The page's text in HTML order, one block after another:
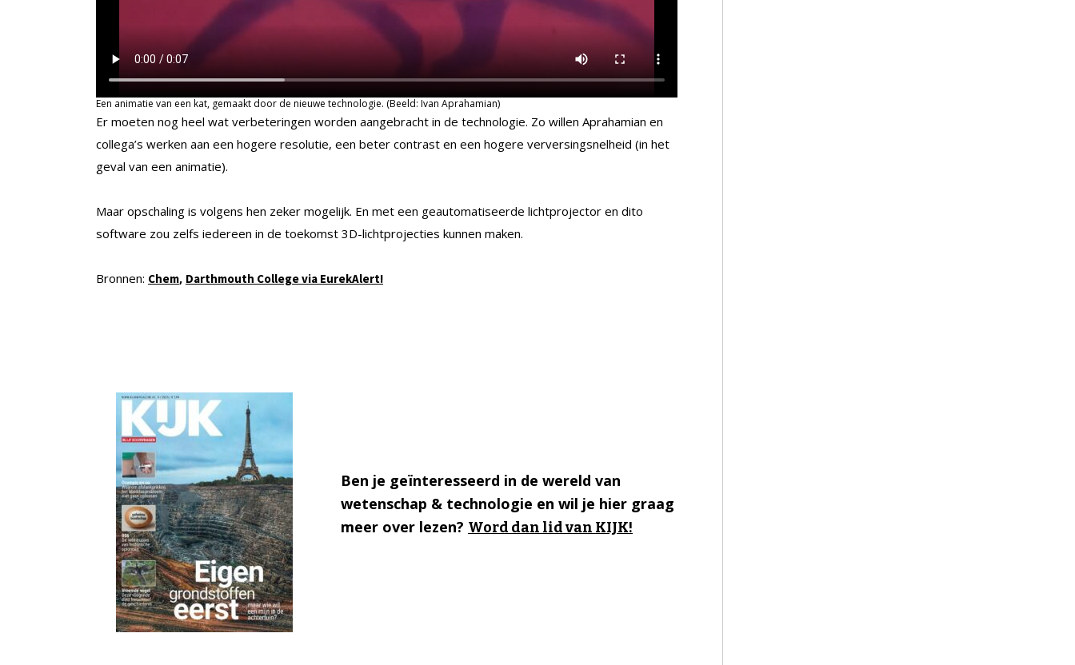
Een animatie van een kat, gemaakt door de nieuwe technologie. (Beeld: Ivan Aprahamian)
Er moeten nog heel wat verbeteringen worden aangebracht in de technologie. Zo willen Aprahamian en
collega’s werken aan een hogere resolutie, een beter contrast en een hogere verversingsnelheid (in het
geval van een animatie).
Maar opschaling is volgens hen zeker mogelijk. En met een geautomatiseerde lichtprojector en dito
software zou zelfs iedereen in de toekomst 3D-lichtprojecties kunnen maken.
Bronnen: Chem, Darthmouth College via EurekAlert!
Ben je geïnteresseerd in de wereld van
wetenschap & technologie en wil je hier graag
meer over lezen? Word dan lid van KIJK!